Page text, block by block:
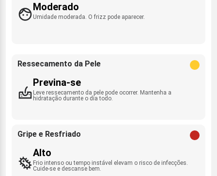
Moderado
Umidade moderada. O frizz pode aparecer.
Ressecamento da Pele
Previna-se
Leve ressecamento da pele pode ocorrer. Mantenha a
hidratação durante o dia todo.
Gripe e Resfriado
Alto
Frio intenso ou tempo instável elevam o risco de infecções.
Cuide-se e descanse bem.